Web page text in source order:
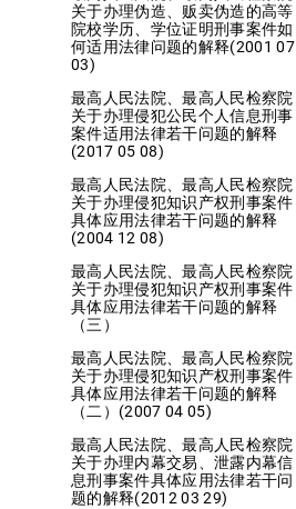
关于办理伪造、贩卖伪造的高等
院校学历、学位证明刑事案件如
何适用法律问题的解释(2001 07
03)
最高人民法院、最高人民检察院
关于办理侵犯公民个人信息刑事
案件适用法律若干问题的解释
(2017 05 08)
最高人民法院、最高人民检察院
关于办理侵犯知识产权刑事案件
具体应用法律若干问题的解释
(2004 12 08)
最高人民法院、最高人民检察院
关于办理侵犯知识产权刑事案件
具体应用法律若干问题的解释
（三）
最高人民法院、最高人民检察院
关于办理侵犯知识产权刑事案件
具体应用法律若干问题的解释
（二）(2007 04 05)
最高人民法院、最高人民检察院
关于办理内幕交易、泄露内幕信
息刑事案件具体应用法律若干问
题的解释(2012 03 29)